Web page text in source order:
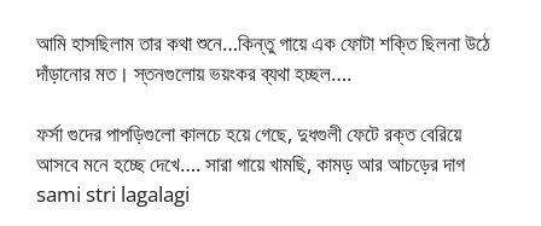
আমি হাসছিলাম তার কথা শুনে…কিন্তু গায়ে এক ফোটা শক্তি ছিলনা উঠে
দাঁড়ানোর মত। স্তনগুলোয় ভয়ংকর ব্যথা হচ্ছল….
ফর্সা গুদের পাপড়িগুলো কালচে হয়ে গেছে, দুধগুলী ফেটে রক্ত বেরিয়ে
আসবে মনে হচ্ছে দেখে…. সারা গায়ে খামছি, কামড় আর আচড়ের দাগ
sami stri lagalagi